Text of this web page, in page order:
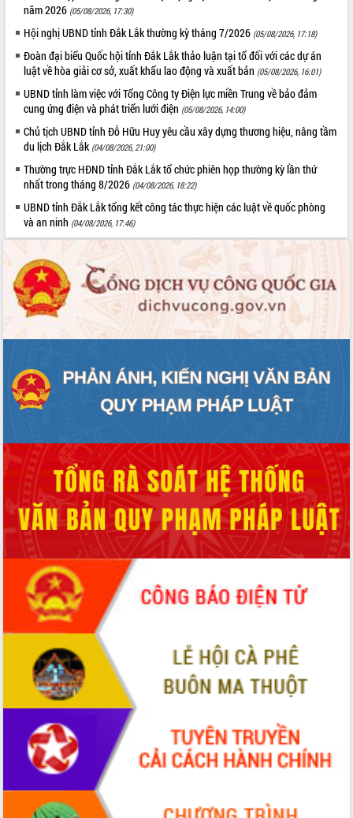
hoạch tỉnh thời kỳ 2021-2030
Hội thảo góp ý hồ sơ điều chỉnh quy
hoạch tỉnh Đắk Lắk thời kỳ 2021-2030,
tầm nhìn đến năm 2050
Nâng cao hiệu quả hoạt động của các
doanh nghiệp nhà nước
Hội nghị triển khai kết nối mạng
truyền số liệu chuyên dùng phục vụ cơ
quan Đảng, Nhà nước
Lễ phát động chuỗi hoạt động chung
tay làm sạch môi trường
Xã Ea Kar bước chuyển mình trong
công tác cải cách hành chính mô hình
mới
UBND tỉnh họp báo định kỳ tháng 4
năm 2026
Hội thảo khoa học “Giải pháp thúc đẩy
phát triển nền kinh tế xanh tại tỉnh
Đắk Lắk”
hiện nhiệm vụ quản lý tài sản công
hàng tuần
Tháo gỡ những vướng mắc, đẩy mạnh
công tác cải cách thủ tục hành chính
công tỉnh
Đắk Lắk: Tôn vinh 46 giải pháp tại Hội
thi Sáng tạo Kỹ thuật 2024 - 2025
Đắk Lắk rà soát, điều chỉnh Đề án 190
về phát triển nuôi trồng thủy sản
Phó Chủ tịch UBND tỉnh Đắk Lắk
Trương Công Thái kiểm tra thực địa
Dự án cao tốc Khánh Hòa - Buôn Ma
Thuột
Định vị cà phê Việt Nam như một “di
sản sống” trong dòng chảy toàn cầu
Xây dựng nông thôn mới: Nâng cao đời
sống người dân từ những mô hình thiết
thực
Quyết liệt tháo gỡ vướng mắc, đẩy
nhanh tiến độ các dự án trọng điểm
trong Khu kinh tế Nam Phú Yên
Hòn Yến phát triển du lịch gắn với bảo
tồn biển
Lấy ý kiến điều chỉnh Quy hoạch tỉnh
Đắk Lắk thời kỳ 2021-2030, tầm nhìn
đến năm 2050
năm 2026 (05/08/2026, 17:30)
Hội nghị UBND tỉnh Đắk Lắk thường kỳ tháng 7/2026 (05/08/2026, 17:18)
Đoàn đại biểu Quốc hội tỉnh Đắk Lắk thảo luận tại tổ đối với các dự án
luật về hòa giải cơ sở, xuất khẩu lao động và xuất bản (05/08/2026, 16:01)
UBND tỉnh làm việc với Tổng Công ty Điện lực miền Trung về bảo đảm
cung ứng điện và phát triển lưới điện (05/08/2026, 14:00)
Chủ tịch UBND tỉnh Đỗ Hữu Huy yêu cầu xây dựng thương hiệu, nâng tầm
du lịch Đắk Lắk (04/08/2026, 21:00)
Thường trực HĐND tỉnh Đắk Lắk tổ chức phiên họp thường kỳ lần thứ
nhất trong tháng 8/2026 (04/08/2026, 18:22)
UBND tỉnh Đắk Lắk tổng kết công tác thực hiện các luật về quốc phòng
và an ninh (04/08/2026, 17:46)